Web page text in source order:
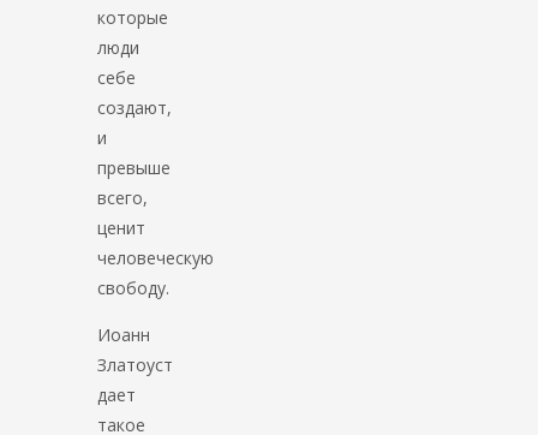
которые
люди
себе
создают,
и
превыше
всего,
ценит
человеческую
свободу.
Иоанн
Златоуст
дает
такое